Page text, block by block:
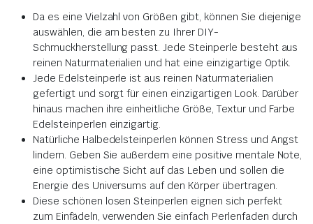
Da es eine Vielzahl von Größen gibt, können Sie diejenige
auswählen, die am besten zu Ihrer DIY-
Schmuckherstellung passt. Jede Steinperle besteht aus
reinen Naturmaterialien und hat eine einzigartige Optik.
Jede Edelsteinperle ist aus reinen Naturmaterialien
gefertigt und sorgt für einen einzigartigen Look. Darüber
hinaus machen ihre einheitliche Größe, Textur und Farbe
Edelsteinperlen einzigartig.
Natürliche Halbedelsteinperlen können Stress und Angst
lindern. Geben Sie außerdem eine positive mentale Note,
eine optimistische Sicht auf das Leben und sollen die
Energie des Universums auf den Körper übertragen.
Diese schönen losen Steinperlen eignen sich perfekt
zum Einfädeln, verwenden Sie einfach Perlenfaden durch